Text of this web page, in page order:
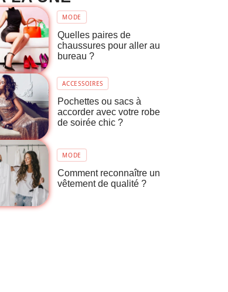
MODE
Quelles paires de
chaussures pour aller au
bureau ?
ACCESSOIRES
Pochettes ou sacs à
accorder avec votre robe
de soirée chic ?
MODE
Comment reconnaître un
vêtement de qualité ?